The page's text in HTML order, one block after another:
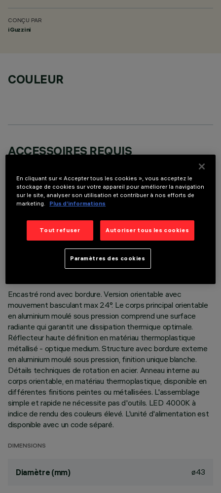
CONÇU PAR
iGuzzini
COULEUR
ACCESSOIRES REQUIS
Il est nécessaire de commander l'un des accessoires requis pour installer et utiliser correctement
DONNÉES TECHNIQUES
DERNIÈRE MISE À JOUR: 05/08/2026
Encastré rond avec bordure. Version orientable avec
mouvement basculant max 24°. Le corps principal orientable
en aluminium moulé sous pression comprend une surface
radiante qui garantit une dissipation thermique optimale.
Réflecteur haute définition en matériau thermoplastique
métallisé - optique medium. Structure avec bordure externe
en aluminium moulé sous pression, finition unique blanche.
Détails techniques de rotation en acier. Anneau interne au
corps orientable, en matériau thermoplastique, disponible en
différentes finitions peintes ou métallisées. L'assemblage
simple et rapide ne nécessite pas d'outils. LED 4000K à
indice de rendu des couleurs élevé. L'unité d'alimentation est
disponible avec un code séparé.
DIMENSIONS
Diamètre (mm) ø43
En cliquant sur « Accepter tous les cookies », vous acceptez le
stockage de cookies sur votre appareil pour améliorer la navigation
sur le site, analyser son utilisation et contribuer à nos efforts de
marketing.
Plus d’informations
Tout refuser Autoriser tous les cookies
Paramètres des cookies